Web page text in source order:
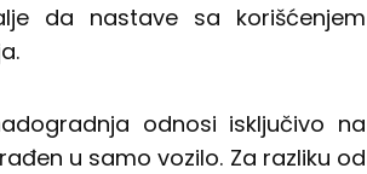
da nastave sa korišćenjem
odnosi isključivo na
u samo vozilo. Za razliku od